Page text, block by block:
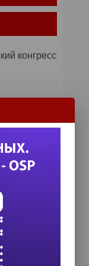
конгресс
2026